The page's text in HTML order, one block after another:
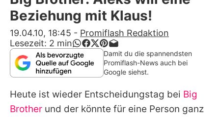
Alle Themen auf Promiflash
App runterladen
Team
Redaktionelle Richtlinien
Impressum
Beziehung mit Klaus!
19.04.10, 18:45 - Promiflash Redaktion
Lesezeit: 2 min
Damit du die spannendsten
Promiflash-News auch bei
Google siehst.
Heute ist wieder Entscheidungstag bei Big
Brother und der könnte für eine Person ganz